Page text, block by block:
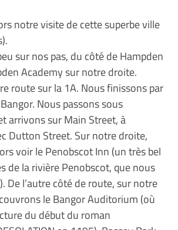
notre visite de cette superbe ville
sur nos pas, du côté de Hampden
Academy sur notre droite.
route sur la 1A. Nous finissons par
Nous passons sous
arrivons sur Main Street, à
Dutton Street. Sur notre droite,
voir le Penobscot Inn (un très bel
de la rivière Penobscot, que nous
De l’autre côté de route, sur notre
le Bangor Auditorium (où
du début du roman